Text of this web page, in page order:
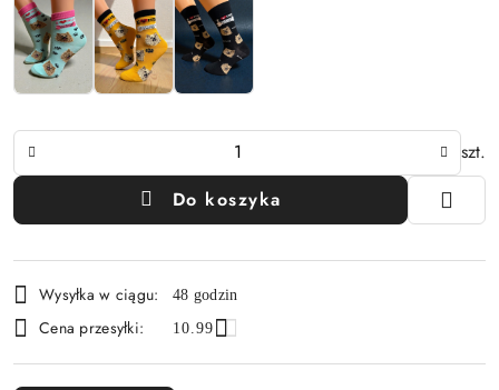
szt.
Do koszyka
i
dostawa
Wysyłka w ciągu: 48 godzin
Cena przesyłki: 10.99